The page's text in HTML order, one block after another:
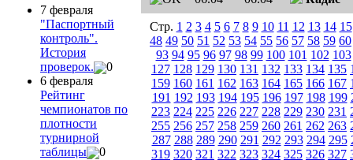
7 февраля
"Паспортный
контроль".
История
проверок.
0
6 февраля
Рейтинг
чемпионатов по
плотности
турнирной
таблицы
0
Стр. 1 2 3 4 5 6 7 8 9 10 11 12 13 14 15
48 49 50 51 52 53 54 55 56 57 58 59 60
93 94 95 96 97 98 99 100 101 102 103
127 128 129 130 131 132 133 134 135
159 160 161 162 163 164 165 166 167
191 192 193 194 195 196 197 198 199
223 224 225 226 227 228 229 230 231
255 256 257 258 259 260 261 262 263
287 288 289 290 291 292 293 294 295
319 320 321 322 323 324 325 326 327